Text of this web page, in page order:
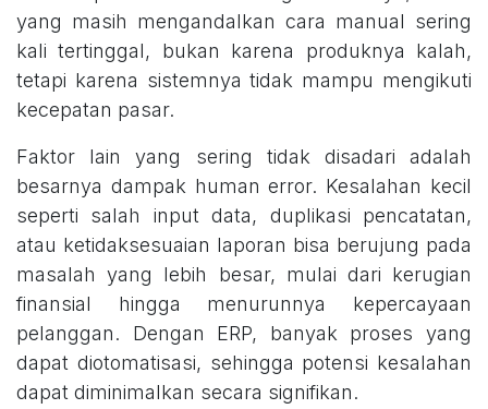
yang masih mengandalkan cara manual sering
kali tertinggal, bukan karena produknya kalah,
tetapi karena sistemnya tidak mampu mengikuti
kecepatan pasar.
Faktor lain yang sering tidak disadari adalah
besarnya dampak human error. Kesalahan kecil
seperti salah input data, duplikasi pencatatan,
atau ketidaksesuaian laporan bisa berujung pada
masalah yang lebih besar, mulai dari kerugian
finansial hingga menurunnya kepercayaan
pelanggan. Dengan ERP, banyak proses yang
dapat diotomatisasi, sehingga potensi kesalahan
dapat diminimalkan secara signifikan.